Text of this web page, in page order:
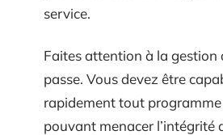
service.
Faites attention à la gestion
passe. Vous devez être
rapidement tout
pouvant menacer l’intégrité